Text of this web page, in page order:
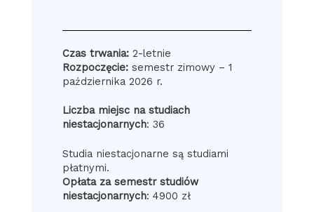
Czas trwania:2-letnie
Rozpoczęcie:semestr zimowy – 1
października 2026 r.
Liczba miejsc na studiach
niestacjonarnych: 36
Studia niestacjonarne są studiami
płatnymi.
Opłata za semestr studiów
niestacjonarnych: 4900 zł